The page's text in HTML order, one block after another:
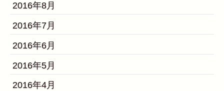
2016年8月
2016年7月
2016年6月
2016年5月
2016年4月